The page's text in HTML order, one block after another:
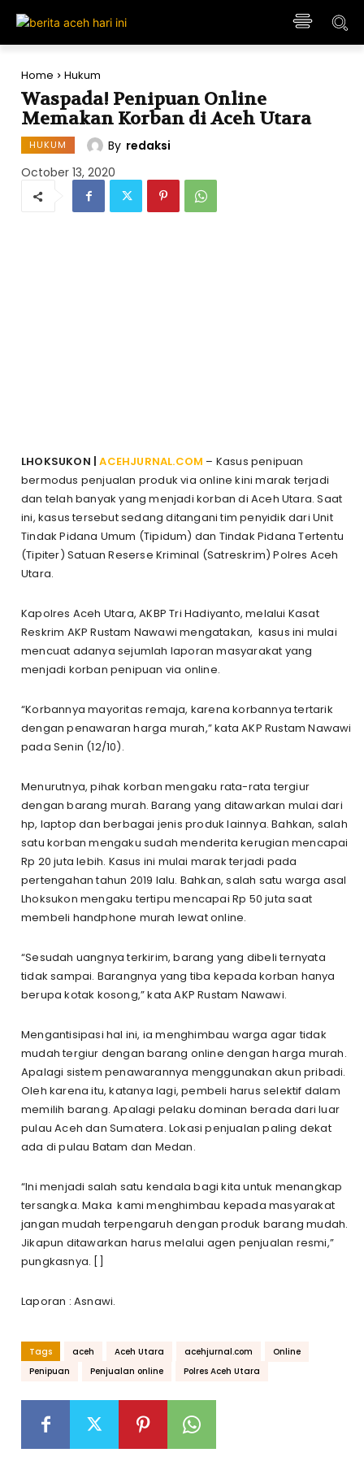
Home Hukum
Waspada! Penipuan Online
Memakan Korban di Aceh Utara
HUKUM By redaksi
October 13, 2020
LHOKSUKON |ACEHJURNAL.COM – Kasus penipuan
bermodus penjualan produk via online kini marak terjadi
dan telah banyak yang menjadi korban di Aceh Utara. Saat
ini, kasus tersebut sedang ditangani tim penyidik dari Unit
Tindak Pidana Umum (Tipidum) dan Tindak Pidana Tertentu
(Tipiter) Satuan Reserse Kriminal (Satreskrim) Polres Aceh
Utara.
Kapolres Aceh Utara, AKBP Tri Hadiyanto, melalui Kasat
Reskrim AKP Rustam Nawawi mengatakan, kasus ini mulai
mencuat adanya sejumlah laporan masyarakat yang
menjadi korban penipuan via online.
“Korbannya mayoritas remaja, karena korbannya tertarik
dengan penawaran harga murah,” kata AKP Rustam Nawawi
pada Senin (12/10).
Menurutnya, pihak korban mengaku rata-rata tergiur
dengan barang murah. Barang yang ditawarkan mulai dari
hp, laptop dan berbagai jenis produk lainnya. Bahkan, salah
satu korban mengaku sudah menderita kerugian mencapai
Rp 20 juta lebih. Kasus ini mulai marak terjadi pada
pertengahan tahun 2019 lalu. Bahkan, salah satu warga asal
Lhoksukon mengaku tertipu mencapai Rp 50 juta saat
membeli handphone murah lewat online.
“Sesudah uangnya terkirim, barang yang dibeli ternyata
tidak sampai. Barangnya yang tiba kepada korban hanya
berupa kotak kosong,” kata AKP Rustam Nawawi.
Mengantisipasi hal ini, ia menghimbau warga agar tidak
mudah tergiur dengan barang online dengan harga murah.
Apalagi sistem penawarannya menggunakan akun pribadi.
Oleh karena itu, katanya lagi, pembeli harus selektif dalam
memilih barang. Apalagi pelaku dominan berada dari luar
pulau Aceh dan Sumatera. Lokasi penjualan paling dekat
ada di pulau Batam dan Medan.
“Ini menjadi salah satu kendala bagi kita untuk menangkap
tersangka. Maka kami menghimbau kepada masyarakat
jangan mudah terpengaruh dengan produk barang mudah.
Jikapun ditawarkan harus melalui agen penjualan resmi,”
pungkasnya. []
Laporan : Asnawi.
Tags aceh Aceh Utara acehjurnal.com
Online
Penipuan
Penjualan online Polres Aceh Utara